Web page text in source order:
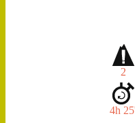
2
4h